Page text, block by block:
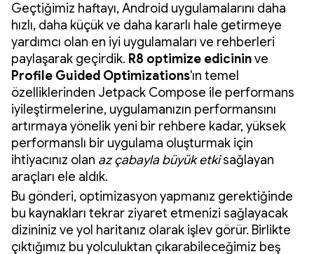
Geçtiğimiz haftayı, Android uygulamalarını daha
hızlı, daha küçük ve daha kararlı hale getirmeye
yardımcı olan en iyi uygulamaları ve rehberleri
paylaşarak geçirdik. R8 optimize edicininve
Profile Guided Optimizations'ın temel
özelliklerinden Jetpack Compose ile performans
iyileştirmelerine, uygulamanızın performansını
artırmaya yönelik yeni bir rehbere kadar, yüksek
performanslı bir uygulama oluşturmak için
ihtiyacınız olan az çabayla büyük etkisağlayan
araçları ele aldık.
Bu gönderi, optimizasyon yapmanız gerektiğinde
bu kaynakları tekrar ziyaret etmenizi sağlayacak
dizininiz ve yol haritanız olarak işlev görür. Birlikte
çıktığımız bu yolculuktan çıkarabileceğimiz beş